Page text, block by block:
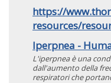
https://
resources/
Iperpnea -
L'iperpnea è una
dall'aumento della
respiratori che